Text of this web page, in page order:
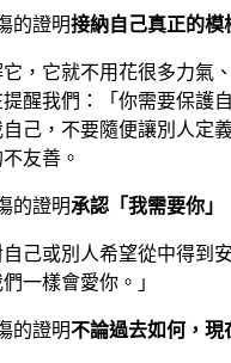
接納自己真正的模
，它就不用花很多力
醒我們：「你需要保護
己，不要隨便讓別人
友善。
承認「我需要你」
己或別人希望從中得
一樣會愛你。」
不論過去如何，現